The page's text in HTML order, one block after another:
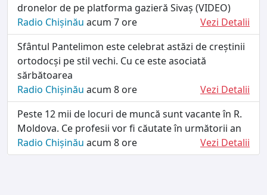
dronelor de pe platforma gazieră Sivaș (VIDEO)
Radio Chișinău acum 7 ore
Vezi Detalii
Sfântul Pantelimon este celebrat astăzi de creștinii
ortodocși pe stil vechi. Cu ce este asociată
sărbătoarea
Radio Chișinău acum 8 ore
Vezi Detalii
Peste 12 mii de locuri de muncă sunt vacante în R.
Moldova. Ce profesii vor fi căutate în următorii an
Radio Chișinău acum 8 ore Vezi Detalii